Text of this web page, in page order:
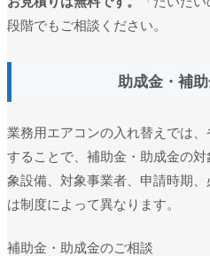
段階でもご相談ください。
助成金・補
業務用エアコンの入れ替えでは
することで、補助金・助成金の
象設備、対象事業者、申請時期
は制度によって異なります。
補助金・助成金のご相談